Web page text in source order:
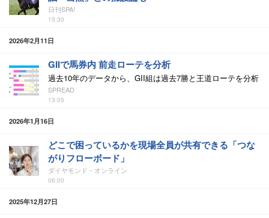
日刊SPA!
15:30
2026年2月11日
GIIで馬券内 前走ローテを分析
過去10年のデータから、GII組は過去7勝と王道ローテを分析
SPREAD
13:05
2026年1月16日
どこで困っているかを現場全員が共有できる「つな
がりフローボード」
ダイヤモンド・オンライン
06:00
2025年12月27日